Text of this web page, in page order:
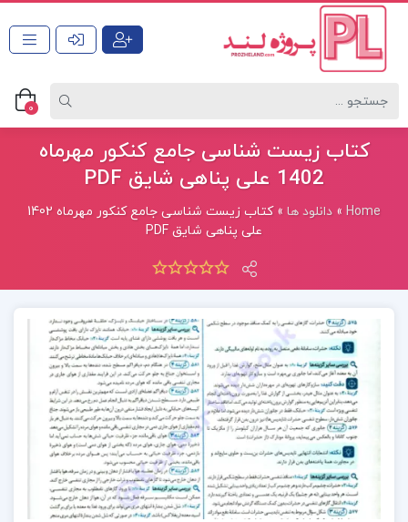
0
کتاب زیست شناسی جامع کنکور مهرماه
1402 علی پناهی شایق PDF
Home
» دانلود ها »
کتاب زیست شناسی جامع کنکور مهرماه 1402
علی پناهی شایق PDF